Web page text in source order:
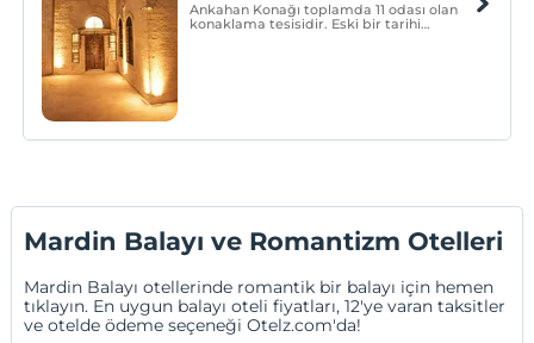
Ankahan Konağı toplamda 11 odası olan
konaklama tesisidir. Eski bir tarihi
Mardin Balayı ve Romantizm Otelleri
Mardin Balayı otellerinde romantik bir balayı için hemen
tıklayın. En uygun balayı oteli fiyatları, 12'ye varan taksitler
ve otelde ödeme seçeneği Otelz.com'da!